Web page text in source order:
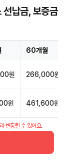
납금, 보증금
60개월
원 266,000원
원 461,600원
변동될 수 있어요.